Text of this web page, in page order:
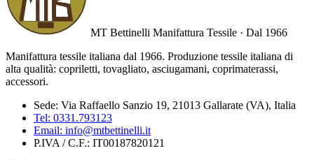
MT Bettinelli Manifattura Tessile · Dal 1966
Manifattura tessile italiana dal 1966. Produzione tessile italiana di
alta qualità: copriletti, tovagliato, asciugamani, coprimaterassi,
accessori.
Sede: Via Raffaello Sanzio 19, 21013 Gallarate (VA), Italia
Tel: 0331.793123
Email: info@mtbettinelli.it
P.IVA / C.F.: IT00187820121